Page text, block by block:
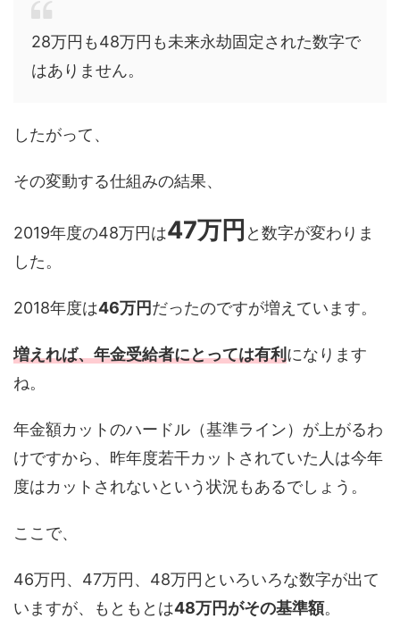
28万円も48万円も未来永劫固定された数字で
はありません。
したがって、
その変動する仕組みの結果、
2019年度の48万円は47万円 と数字が変わりま
した。
2018年度は46万円だったのですが増えています。
増えれば、年金受給者にとっては有利になります
ね。
年金額カットのハードル（基準ライン）が上がるわ
けですから、昨年度若干カットされていた人は今年
度はカットされないという状況もあるでしょう。
ここで、
46万円、47万円、48万円といろいろな数字が出て
いますが、もともとは48万円がその基準額。